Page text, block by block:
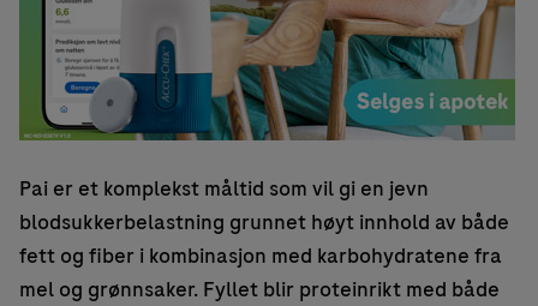
Pai er et komplekst måltid som vil gi en jevn
blodsukkerbelastning grunnet høyt innhold av både
fett og fiber i kombinasjon med karbohydratene fra
mel og grønnsaker. Fyllet blir proteinrikt med både